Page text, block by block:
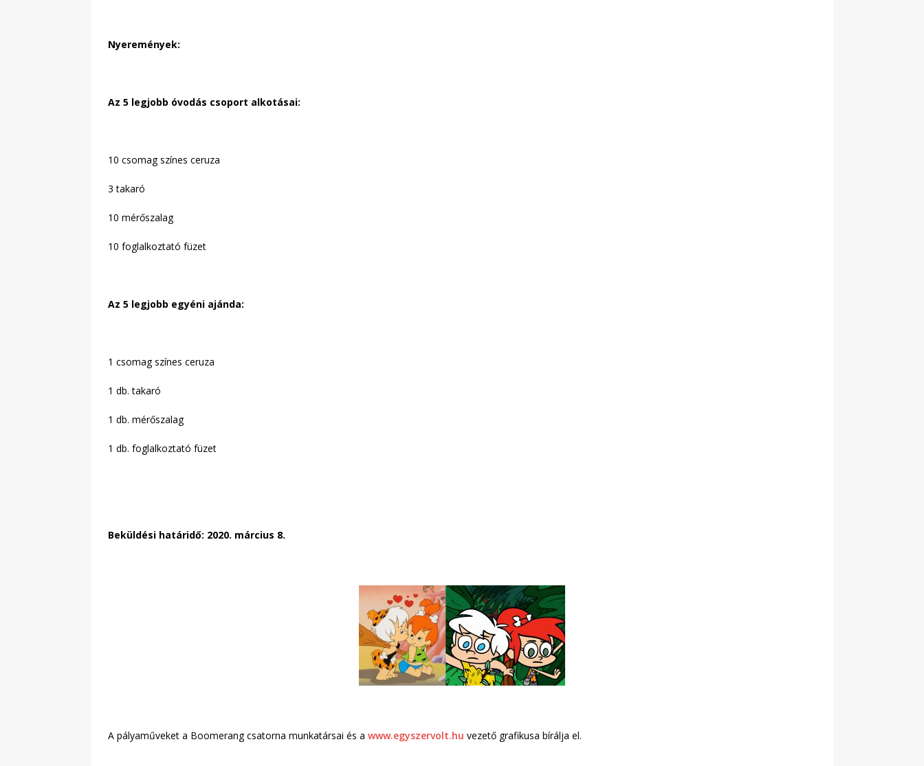
Nyeremények:
Az 5 legjobb óvodás csoport alkotásai:
10 csomag színes ceruza
3 takaró
10 mérőszalag
10 foglalkoztató füzet
Az 5 legjobb egyéni ajánda:
1 csomag színes ceruza
1 db. takaró
1 db. mérőszalag
1 db. foglalkoztató füzet
Beküldési határidő: 2020. március 8.
A pályaműveket a Boomerang csatorna munkatársai és a www.egyszervolt.hu vezető grafikusa bírálja el.